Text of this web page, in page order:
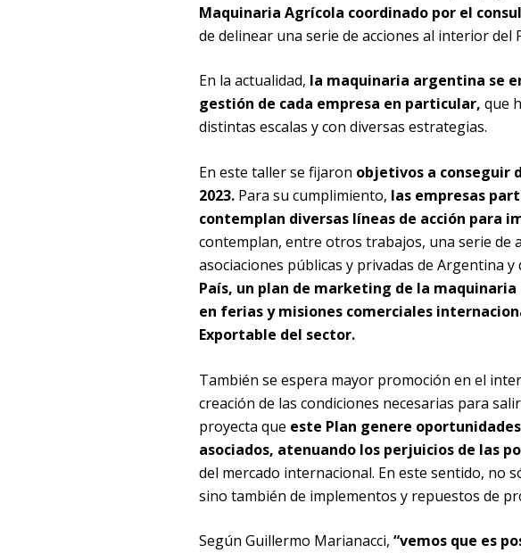
Maquinaria Agrícola coordinado por el
de delinear una serie de acciones al interior del
En la actualidad, la maquinaria argentina se
gestión de cada empresa en particular, que
distintas escalas y con diversas estrategias.
En este taller se fijaron objetivos a conseguir
2023. Para su cumplimiento, las empresas
contemplan diversas líneas de acción para
contemplan, entre otros trabajos, una serie de
asociaciones públicas y privadas de Argentina y
País, un plan de marketing de la
en ferias y misiones comerciales
Exportable del sector.
También se espera mayor promoción en el
creación de las condiciones necesarias para
proyecta que este Plan genere
asociados, atenuando los perjuicios de las
del mercado internacional. En este sentido, no
sino también de implementos y repuestos de
Según Guillermo Marianacci, “vemos que es